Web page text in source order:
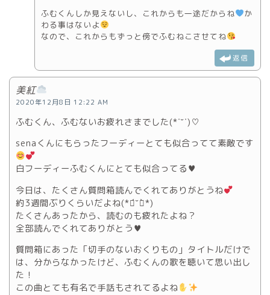
ふむくんしか見えないし、これからも一途だからね
か
わる事はないよ
なので、これからもずっと傍でふむねこさせてね
返信
美紅
2020年12月8日 12:22 AM
ふむくん、ふむないお疲れさまでした(*˙˘˙)♡
senaくんにもらったフーディーとても似合ってて素敵です
白フーディーふむくんにとても似合ってる♥
今日は、たくさん質問箱読んでくれてありがとうね
約3週間ぶりくらいだよね(*ฅ́˘ฅ̀*)
たくさんあったから、読むのも疲れたよね？
全部読んでくれてありがとう♥
質問箱にあった「切手のないおくりもの」タイトルだけで
は、分からなかったけど、ふむくんの歌を聴いて思い出し
た！
この曲とても有名で手話もされてるよね